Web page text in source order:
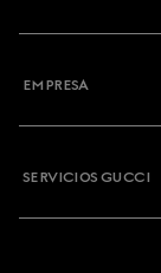
EMPRESA
SERVICIOS GUCCI